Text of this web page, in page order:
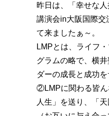
昨日は、「幸せな
講演会in大阪国際交
て来ましたぁ～。
LMPとは、ライフ
グラムの略で、横
ダーの成長と成功を
②LMPに関わる皆ん
人生」を送り、「